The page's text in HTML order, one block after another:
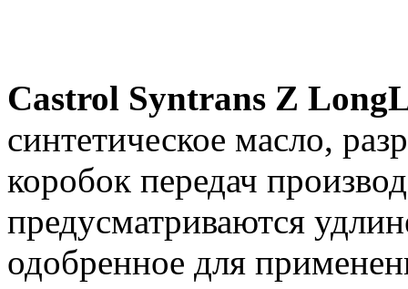
Castrol Syntrans Z
синтетическое масло,
коробок передач
предусматриваются
одобренное для